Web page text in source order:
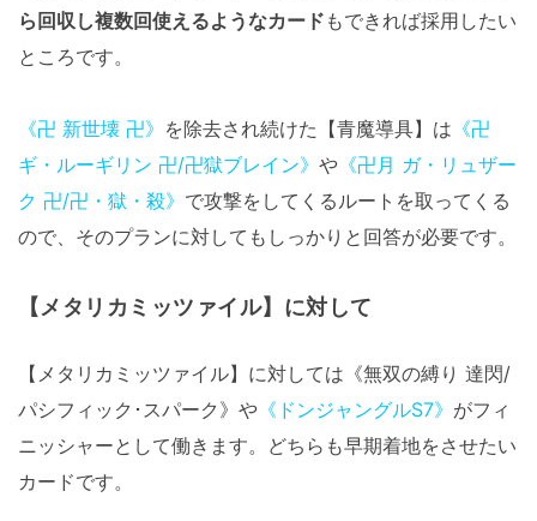
ら回収し複数回使えるようなカード もできれば採用したい
ところです。
《卍 新世壊 卍》 を除去され続けた【青魔導具】は 《卍
ギ・ルーギリン 卍/卍獄ブレイン》 や 《卍月 ガ・リュザー
ク 卍/卍・獄・殺》 で攻撃をしてくるルートを取ってくる
ので、そのプランに対してもしっかりと回答が必要です。
【メタリカミッツァイル】に対して
【メタリカミッツァイル】に対しては《無双の縛り 達閃/
パシフィック･スパーク》や 《ドンジャングルS7》 がフィ
ニッシャーとして働きます。どちらも早期着地をさせたい
カードです。